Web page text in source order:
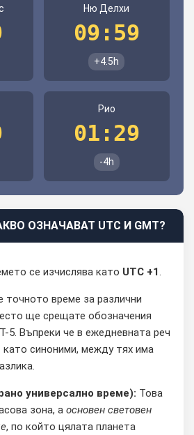
Ню Делхи
09:59
+4.5h
Рио
01:29
-4h
ОЗНАЧАВАТ UTC И GMT?
се изчислява като UTC +1.
точното време за различни
ще срещате обозначения
5. Въпреки че в ежедневната реч
като синоними, между тях има
универсално време): Това
зона, а основен световен
, по който цялата планета